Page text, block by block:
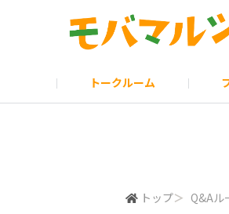
トークルーム
トップ＞ Q&Aル